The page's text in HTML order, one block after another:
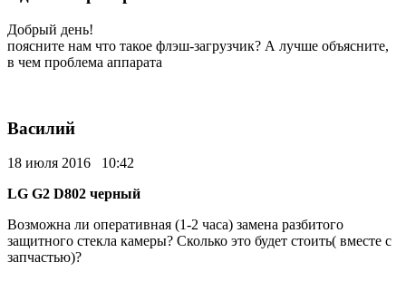
Добрый день!
поясните нам что такое флэш-загрузчик? А лучше объясните,
в чем проблема аппарата
Василий
18 июля 2016 10:42
LG G2 D802 черный
Возможна ли оперативная (1-2 часа) замена разбитого
защитного стекла камеры? Сколько это будет стоить( вместе с
запчастью)?